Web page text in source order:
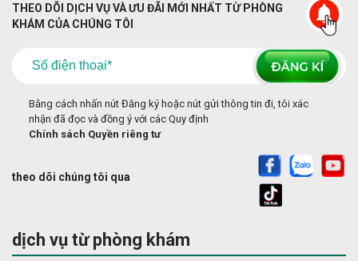
THEO DÕI DỊCH VỤ VÀ ƯU ĐÃI MỚI NHẤT TỪ PHÒNG
KHÁM CỦA CHÚNG TÔI
Bằng cách nhấn nút Đăng ký hoặc nút gửi thông tin đi, tôi xác
nhận đã đọc và đồng ý với các Quy định
Chính sách Quyền riêng tư
theo dõi chúng tôi qua
dịch vụ từ phòng khám